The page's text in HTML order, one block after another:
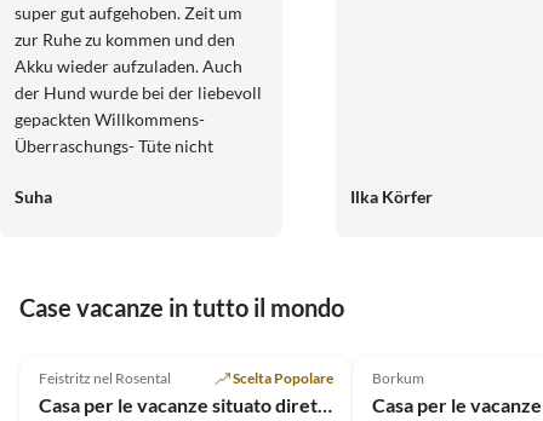
super gut aufgehoben. Zeit um
zur Ruhe zu kommen und den
Akku wieder aufzuladen. Auch
der Hund wurde bei der liebevoll
gepackten Willkommens-
Überraschungs- Tüte nicht
waren entspannte vier Tage ....
Suha Ilka Körfer
Case vacanze in tutto il mondo
Feistritz nel Rosental Scelta Popolare
Casa per le vacanze situato direttamente sul lago di Drau
Borkum